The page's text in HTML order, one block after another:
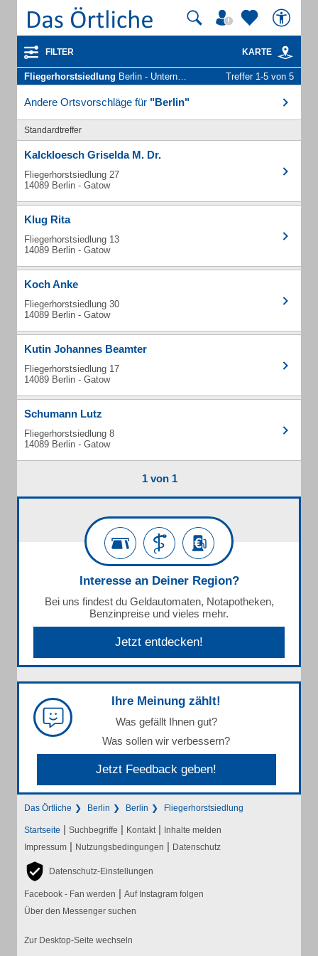
FILTER KARTE
Fliegerhorstsiedlung Berlin - Unternehmen und Personen Treffer 1-5 von 5
Andere Ortsvorschläge für "Berlin"
Standardtreffer
Kalckloesch Griselda M. Dr.
Fliegerhorstsiedlung 27
14089 Berlin - Gatow
Klug Rita
Fliegerhorstsiedlung 13
14089 Berlin - Gatow
Koch Anke
Fliegerhorstsiedlung 30
14089 Berlin - Gatow
Kutin Johannes Beamter
Fliegerhorstsiedlung 17
14089 Berlin - Gatow
Schumann Lutz
Fliegerhorstsiedlung 8
14089 Berlin - Gatow
1 von 1
Interesse an Deiner Region?
Bei uns findest du Geldautomaten, Notapotheken,
Benzinpreise und vieles mehr.
Jetzt entdecken!
Ihre Meinung zählt!
Was gefällt Ihnen gut?
Was sollen wir verbessern?
Jetzt Feedback geben!
Das Örtliche Berlin Berlin Fliegerhorstsiedlung
Startseite | Suchbegriffe | Kontakt | Inhalte melden
Impressum | Nutzungsbedingungen | Datenschutz
Datenschutz-Einstellungen
Facebook - Fan werden | Auf Instagram folgen
Über den Messenger suchen
Zur Desktop-Seite wechseln